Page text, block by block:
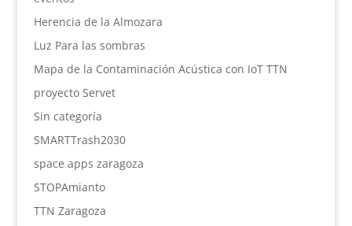
Herencia de la Almozara
Luz Para las sombras
Mapa de la Contaminación Acústica con IoT TTN
proyecto Servet
Sin categoría
SMARTTrash2030
space apps zaragoza
STOPAmianto
TTN Zaragoza